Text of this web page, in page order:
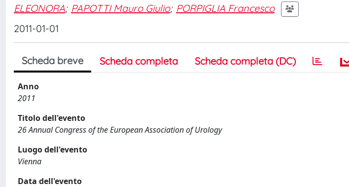
ELEONORA; PAPOTTI Mauro Giulio; PORPIGLIA Francesco
2011-01-01
Scheda breve Scheda completa Scheda completa (DC)
Anno
2011
Titolo dell'evento
26 Annual Congress of the European Association of Urology
Luogo dell'evento
Vienna
Data dell'evento